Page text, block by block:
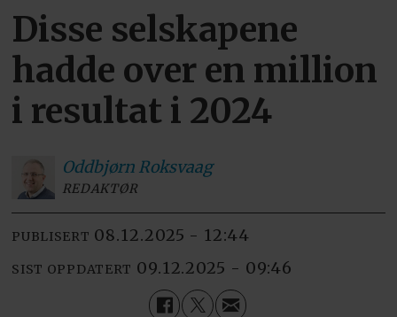
Disse selskapene
hadde over en million
i resultat i 2024
Oddbjørn Roksvaag
REDAKTØR
PUBLISERT 08.12.2025 - 12:44
SIST OPPDATERT 09.12.2025 - 09:46